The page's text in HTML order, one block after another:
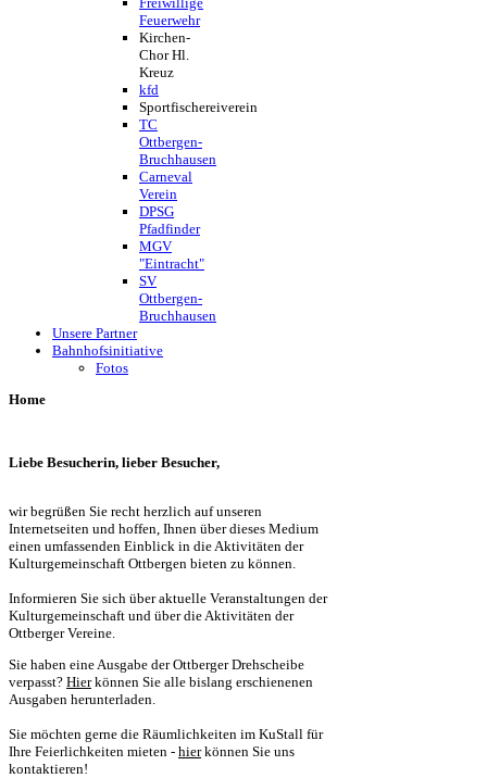
Feuerwehr
Kirchen-
Chor Hl.
Kreuz
kfd
Sportfischereiverein
TC
Ottbergen-
Bruchhausen
Carneval
Verein
DPSG
Pfadfinder
MGV
"Eintracht"
SV
Ottbergen-
Bruchhausen
Unsere Partner
Bahnhofsinitiative
Fotos
Home
Liebe Besucherin, lieber Besucher,
wir begrüßen Sie recht herzlich auf unseren
Internetseiten und hoffen, Ihnen über dieses Medium
einen umfassenden Einblick in die Aktivitäten der
Kulturgemeinschaft Ottbergen bieten zu können.
Informieren Sie sich über aktuelle Veranstaltungen der
Kulturgemeinschaft und über die Aktivitäten der
Ottberger Vereine.
Sie haben eine Ausgabe der Ottberger Drehscheibe
verpasst? Hierkönnen Sie alle bislang erschienenen
Ausgaben herunterladen.
Sie möchten gerne die Räumlichkeiten im KuStall für
Ihre Feierlichkeiten mieten - hierkönnen Sie uns
kontaktieren!